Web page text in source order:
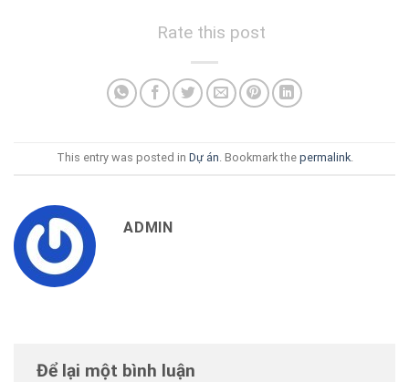
Rate this post
This entry was posted in Dự án. Bookmark the permalink.
ADMIN
Để lại một bình luận